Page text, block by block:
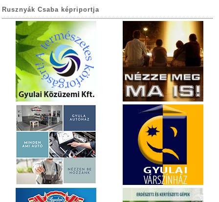
Rusznyák Csaba képriportja